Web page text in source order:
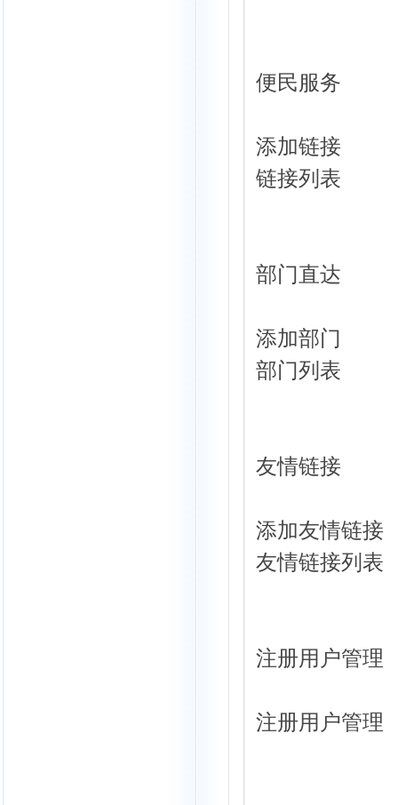
便民服务
添加链接
链接列表
部门直达
添加部门
部门列表
友情链接
添加友情链接
友情链接列表
注册用户管理
注册用户管理